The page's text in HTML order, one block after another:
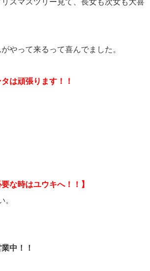
やって来るって喜んでました。
は頑張ります！！
な時はユウキへ！！】
。
中！！